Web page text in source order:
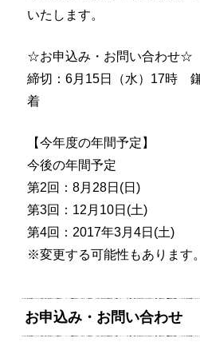
いたします。
☆お申込み・お問い合わせ☆
締切：6月15日（水）17時
着
【今年度の年間予定】
今後の年間予定
第2回：8月28日(日)
第3回：12月10日(土)
第4回：2017年3月4日(土)
※変更する可能性もあります
お申込み・お問い合わせ